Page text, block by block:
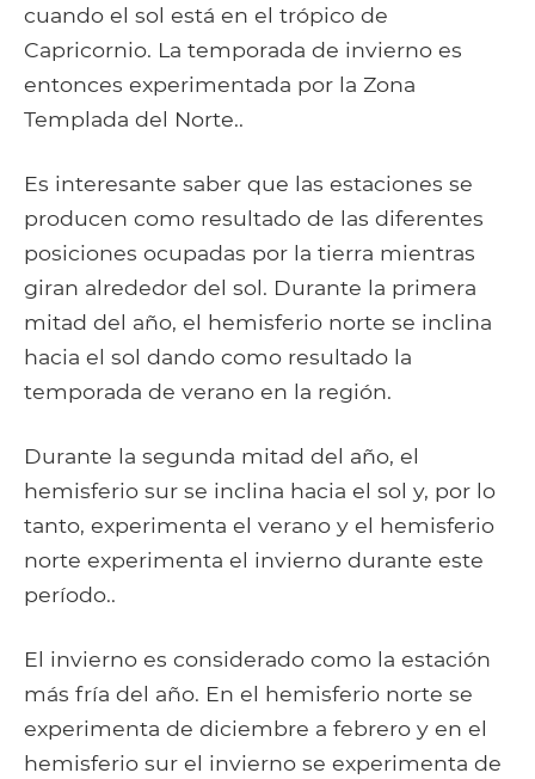
cuando el sol está en el trópico de
Capricornio. La temporada de invierno es
entonces experimentada por la Zona
Templada del Norte..
Es interesante saber que las estaciones se
producen como resultado de las diferentes
posiciones ocupadas por la tierra mientras
giran alrededor del sol. Durante la primera
mitad del año, el hemisferio norte se inclina
hacia el sol dando como resultado la
temporada de verano en la región.
Durante la segunda mitad del año, el
hemisferio sur se inclina hacia el sol y, por lo
tanto, experimenta el verano y el hemisferio
norte experimenta el invierno durante este
período..
El invierno es considerado como la estación
más fría del año. En el hemisferio norte se
experimenta de diciembre a febrero y en el
hemisferio sur el invierno se experimenta de